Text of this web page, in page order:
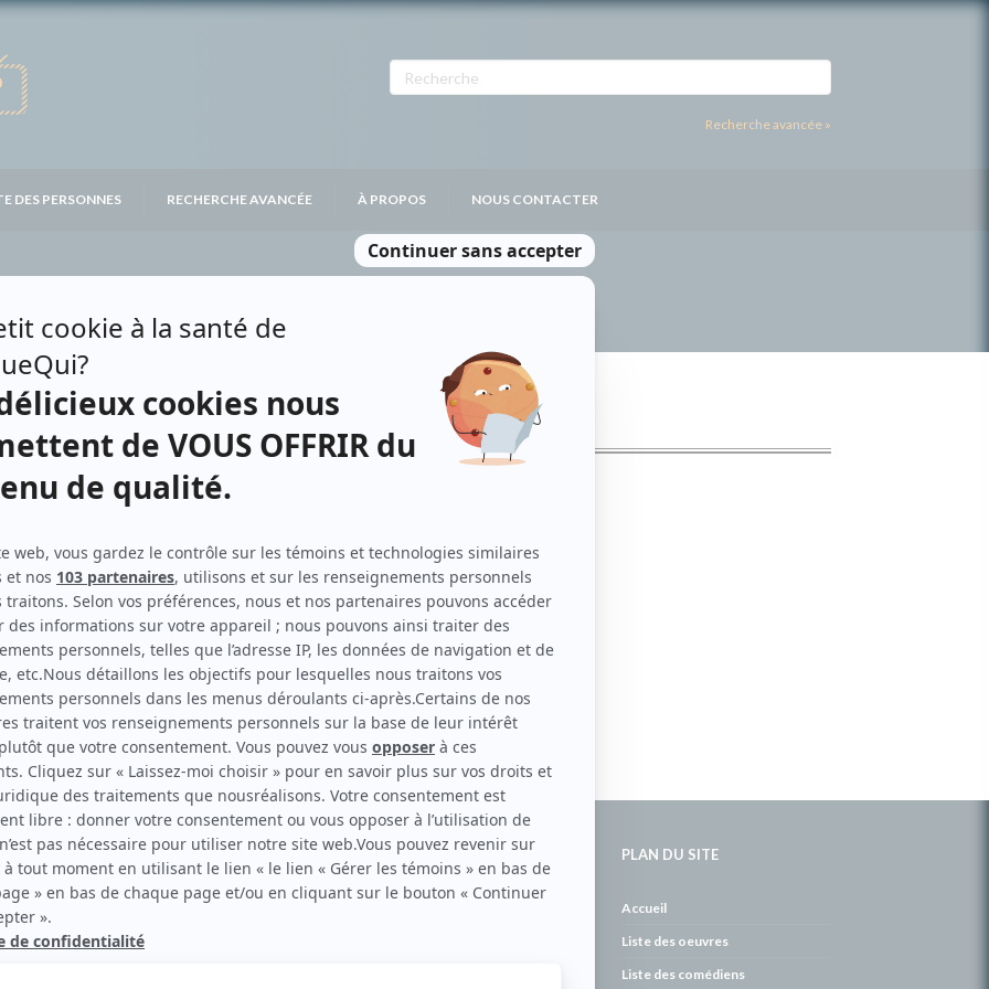
Recherche avancée »
DES PERSONNES RECHERCHE AVANCÉE À PROPOS NOUS CONTACTER
Personnages
Empathie
Policier
)
STAT(Policier2023)
Indéfendable(Collègue policier2024 )
Fugueuse(Policier piéton2020)
District 31 (Policier2020)
carbure à son petit écran. Celui qu’on surnomme parfois «l’encyclopédie de
à 2001. Sa spécialité: la télé québécoise. On peut l’entendre régulièrement
PLAN DU SITE
Accueil
Liste des oeuvres
Liste des comédiens